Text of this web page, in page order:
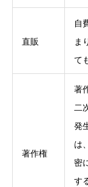
直販
自
ま
て
著作権
著
二
発
は
密
す